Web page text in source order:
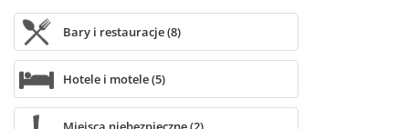
Bary i restauracje (8)
Hotele i motele (5)